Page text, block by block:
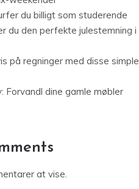
du billigt som studerende
du den perfekte julestemning i
på regninger med disse simple
Forvandl dine gamle møbler
at vise.